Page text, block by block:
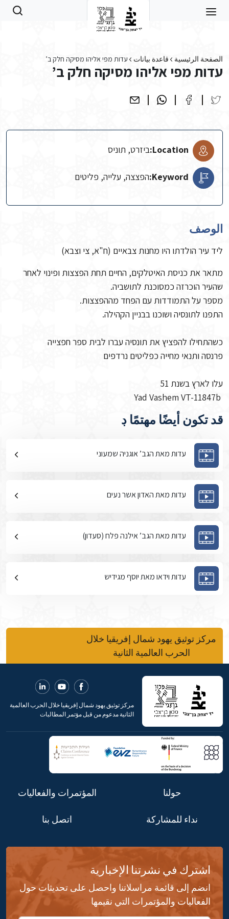
الصفحة الرئيسية قاعدة بيانات עדות מפי אליהו מסיקה חלק ב’
עדות מפי אליהו מסיקה חלק ב’
Location: ביזרט, תוניס
Keyword: הפצצה, עלייה, פליטים
الوصف
ליד עיר הולדתו היו מחנות צבאיים (ח"א, צי וצבא)
מתאר את כניסת האיטלקים, החיים תחת הפצצות ופינוי לאחר
שהעיר הוכרזה כמסוכנת לתושביה.
מספר על התמודדות עם הפחד מההפצצות.
התפנו לתונסיה ושוכנו בבניין הקהילה.
כשהתחילו להפציץ את תונסיה עברו לבית ספר חפצייה
פרנסה ותנאי מחייה כפליטים נרדפים
עלו לארץ בשנת 51
قد تكون أيضًا مهتمًا ڊ
עדות מאת הגב’ אוגניה שמעוני
עדות מאת האדון אשר נעים
עדות מאת הגב’ אילנה פלח (סעדון)
עדות וידאו מאת יוסף מגידיש
مركز توثيق يهود شمال إفريقيا خلال
الحرب العالمية الثانية
مركز توثيق يهود شمال إفريقيا خلال الحرب العالمية
الثانية مدعوم من قبل مؤتمر المطالبات
حولنا المؤتمرات والفعاليات
نداء للمشاركة اتصل بنا
اشترك في نشرتنا الإخبارية
انضم إلى قائمة مراسلاتنا واحصل على تحديثات حول
الفعاليات والمؤتمرات التي نقيمها